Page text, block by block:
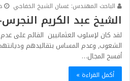
الباحث المهندس: غسان الشيخ الخفاجي
الشيخ عبد الكريم
لقد كان لإسلوب العثمانيين القائم على
الشعوب, وعدم المساس بتقاليدهم
أفسح المجال…
أكمل القراءة »